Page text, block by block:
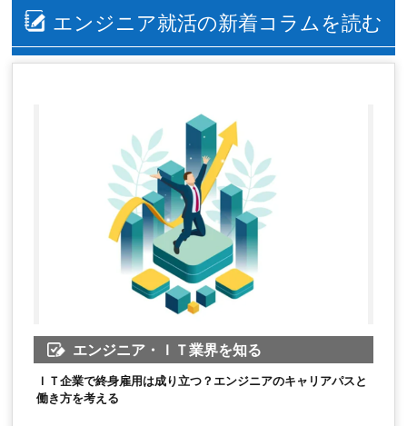
エンジニア就活の新着コラムを読む
エンジニア・ＩＴ業界を知る
ＩＴ企業で終身雇用は成り立つ？エンジニアのキャリアパスと
働き方を考える